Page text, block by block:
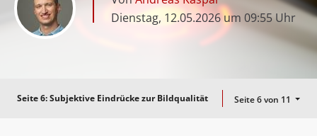
Dienstag, 12.05.2026 um 09:55 Uhr
Seite 6:Subjektive Eindrücke zur Bildqualität Seite 6 von 11